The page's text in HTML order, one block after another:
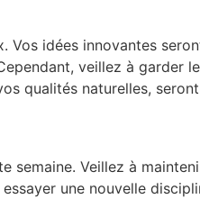
idées innovantes
veillez à garder
qualités naturelles,
semaine. Veillez à
une nouvelle